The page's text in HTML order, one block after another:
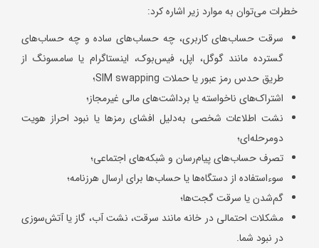
خطرات می‌توان به موارد زیر اشاره کرد:
سرقت حساب‌های کاربری، چه حساب‌های ساده و چه حساب‌های
گسترده مانند گوگل، اپل، فیس‌بوک، اینستاگرام یا سامسونگ از
طریق حدس رمز عبور یا حملات SIM swapping؛
اشتراک‌های ناخواسته یا برداشت‌های مالی غیرمجاز؛
نشت اطلاعات شخصی به‌دلیل افشای رمزها یا نبود احراز هویت
دومرحله‌ای؛
تصرف حساب‌های پیام‌رسان و شبکه‌های اجتماعی؛
سوءاستفاده از دستگاه‌ها یا حساب‌ها برای ارسال هرزنامه؛
گم‌شدن یا سرقت گجت‌ها؛
مشکلات احتمالی در خانه مانند سرقت، نشت آب، گاز یا آتش‌سوزی
در نبود شما.